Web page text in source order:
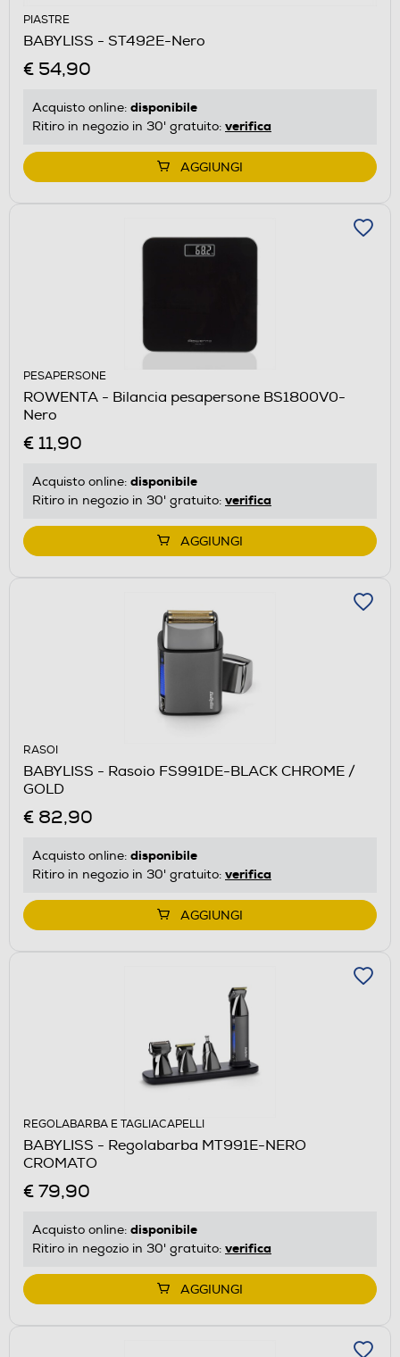
PIASTRE
BABYLISS - ST492E-Nero
€ 54,90
Acquisto online: disponibile
Ritiro in negozio in 30' gratuito: verifica
AGGIUNGI
PESAPERSONE
ROWENTA - Bilancia pesapersone BS1800V0-
Nero
€ 11,90
Acquisto online: disponibile
Ritiro in negozio in 30' gratuito: verifica
AGGIUNGI
RASOI
BABYLISS - Rasoio FS991DE-BLACK CHROME /
GOLD
€ 82,90
Acquisto online: disponibile
Ritiro in negozio in 30' gratuito: verifica
AGGIUNGI
REGOLABARBA E TAGLIACAPELLI
BABYLISS - Regolabarba MT991E-NERO
CROMATO
€ 79,90
Acquisto online: disponibile
Ritiro in negozio in 30' gratuito: verifica
AGGIUNGI